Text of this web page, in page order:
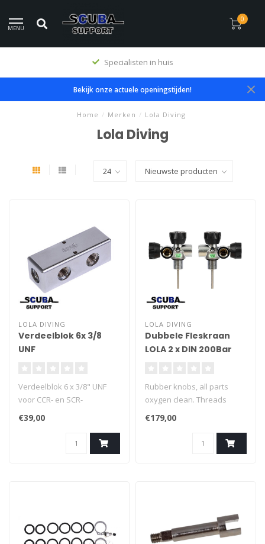
MENU
0
Specialisten in huis
Bekijk onze actuele openingstijden!
Home / Merken / Lola Diving
Lola Diving
LOLA DIVING
Verdeelblok 6x 3/8
UNF
Verdeelblok 6 x 3/8" UNF
voor CCR- en SCR-
apparaten. 2x
bevestigingsdraad M3.
€39,00
LOLA DIVING
Dubbele Fleskraan
LOLA 2 x DIN 200Bar
Rubber knobs, all parts
oxygen clean. Threads
options:M25x2 and G3/4
European standard US
standardLola double valve -
Right, 200Bar, suitable as
€179,00